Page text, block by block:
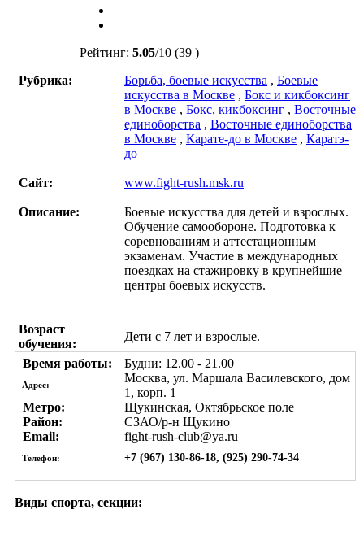
Рейтинг: 5.05/10 (39 )
Рубрика:
Борьба, боевые искусства , Боевые
искусства в Москве , Бокс и кикбоксинг
в Москве , Бокс, кикбоксинг , Восточные
единоборства , Восточные единоборства
в Москве , Карате-до в Москве , Каратэ-
до
Сайт: www.fight-rush.msk.ru
Описание:
Боевые искусства для детей и взрослых.
Обучение самообороне. Подготовка к
соревнованиям и аттестационным
экзаменам. Участие в международных
поездках на стажировку в крупнейшие
центры боевых искусств.
Возраст
обучения:
Дети с 7 лет и взрослые.
Время работы:
Будни: 12.00 - 21.00
Адрес:
Москва, ул. Маршала Василевского, дом
1, корп. 1
Метро:
Щукинская, Октябрьское поле
Район:
СЗАО/р-н Щукино
Email:
fight-rush-club@ya.ru
Телефон: +7 (967) 130-86-18, (925) 290-74-34
Виды спорта, секции: